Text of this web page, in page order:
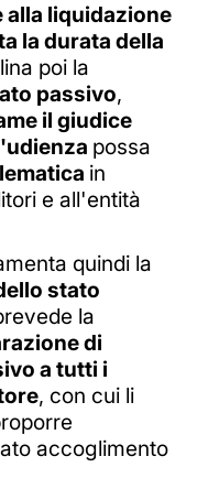
alla liquidazione
la durata della
poi la
passivo,
il giudice
possa
in
e all'entità
quindi la
stato
la
di
a tutti i
, con cui li
accoglimento